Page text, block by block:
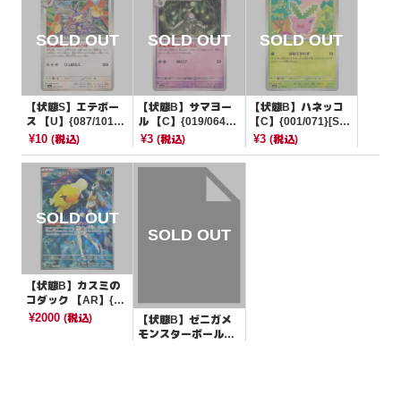
【状態S】エテボー
ス 【U】{087/101}
[SV6]
¥10 (税込)
【状態B】サマヨー
ル 【C】{019/064}
[SV6a]
¥3(税込)
【状態B】ハネッコ
【C】{001/071}[SV
2D]
¥3 (税込)
【状態B】カスミの
コダック 【AR】{07
1/063}[SV9a]
¥2000 (税込)
【状態B】ゼニガメ
モンスターボールミ